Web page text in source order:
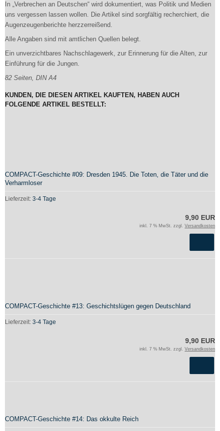
In „Verbrechen an Deutschen“ wird dokumentiert, was Politik und Medien
uns vergessen lassen wollen. Die Artikel sind sorgfältig recherchiert, die
Augenzeugenberichte herzzerreißend.
Alle Angaben sind mit amtlichen Quellen belegt.
Ein unverzichtbares Nachschlagewerk, zur Erinnerung für die Alten, zur
Einführung für die Jungen.
82 Seiten, DIN A4
KUNDEN, DIE DIESEN ARTIKEL KAUFTEN, HABEN AUCH
FOLGENDE ARTIKEL BESTELLT:
COMPACT-Geschichte #09: Dresden 1945. Die Toten, die Täter und die
Verharmloser
Lieferzeit: 3-4 Tage
9,90 EUR
inkl. 7 % MwSt. zzgl. Versandkosten
COMPACT-Geschichte #13: Geschichtslügen gegen Deutschland
Lieferzeit: 3-4 Tage
9,90 EUR
inkl. 7 % MwSt. zzgl. Versandkosten
COMPACT-Geschichte #14: Das okkulte Reich